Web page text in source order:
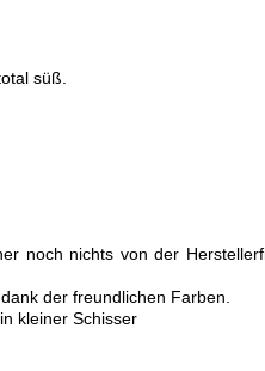
süß.
noch nichts von der
der freundlichen Farben.
kleiner Schisser